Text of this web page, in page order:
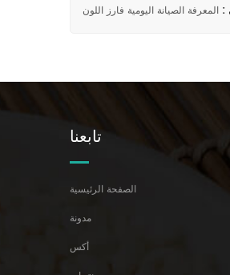
: المعرفة الصيانة اليومية فارز اللون
تابعنا
الصفحة الرئيسية
مدونة
أكس